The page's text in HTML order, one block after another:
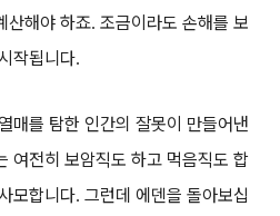
산해야 하죠. 조금이라도 손해를 보
작됩니다.
매를 탐한 인간의 잘못이 만들어낸
여전히 보암직도 하고 먹음직도 합
모합니다. 그런데 에덴을 돌아보십